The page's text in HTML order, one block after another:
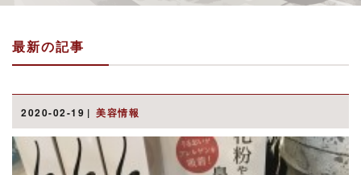
メニュー ウェブクーポン
RECRUIT
ご予約はこちらから
最新の記事
2020-02-19 美容情報